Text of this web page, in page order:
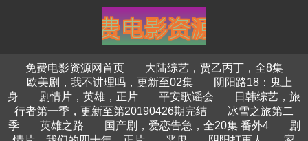
免费电影资源网首页
大陆综艺，贾乙丙丁，全8集
欧美剧，我不讲理吗，更新至02集
阴阳路18：鬼上
身
剧情片，英雄，正片 平安歌谣会
日韩综艺，旅
行者第一季，更新至第20190426期完结
冰雪之旅第二
季
英雄之路 国产剧，爱恋告急，全20集 番外4
剧